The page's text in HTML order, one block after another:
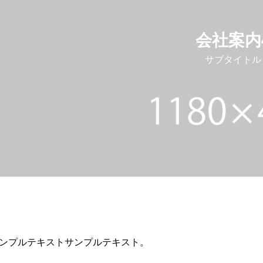
会社案
サブタイトル
プルテキストサンプルテキスト。